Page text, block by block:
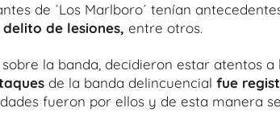
de ´Los Marlboro´ tenían
de lesiones, entre otros.
la banda, decidieron estar atentos
de la banda delincuencial fue
fueron por ellos y de esta manera